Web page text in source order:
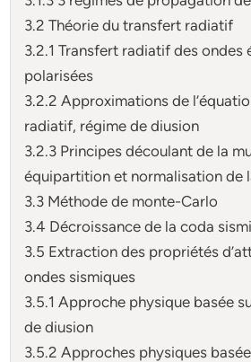
3.2 Théorie du transfert radiatif
3.2.1 Transfert radiatif des ondes
polarisées
3.2.2 Approximations de
radiatif, régime de diusion
3.2.3 Principes découlant de la
équipartition et normalisation de
3.3 Méthode de monte-Carlo
3.4 Décroissance de la coda
3.5 Extraction des propriétés
ondes sismiques
3.5.1 Approche physique basée
de diusion
3.5.2 Approches physiques